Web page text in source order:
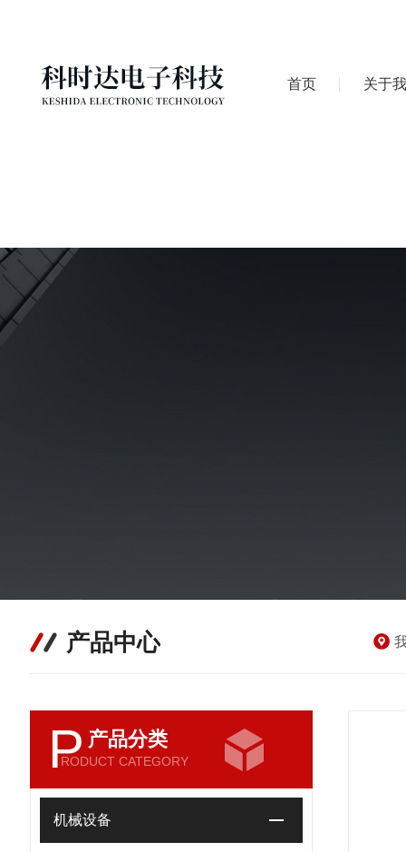
首页 关于
产品中心
P 产品分类
RODUCT CATEGORY
机械设备